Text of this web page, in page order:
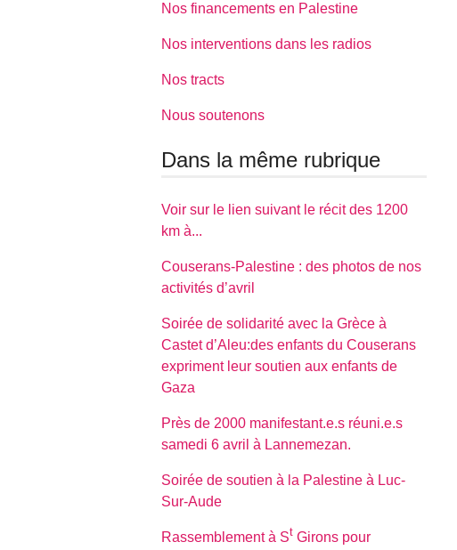
Nos financements en Palestine
Nos interventions dans les radios
Nos tracts
Nous soutenons
Dans la même rubrique
Voir sur le lien suivant le récit des 1200
km à...
Couserans-Palestine : des photos de nos
activités d’avril
Soirée de solidarité avec la Grèce à
Castet d’Aleu:des enfants du Couserans
expriment leur soutien aux enfants de
Gaza
Près de 2000 manifestant.e.s réuni.e.s
samedi 6 avril à Lannemezan.
Soirée de soutien à la Palestine à Luc-
Sur-Aude
Rassemblement à St Girons pour